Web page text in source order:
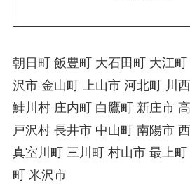
朝日町 飯豊町 大石田町 大江
沢市 金山町 上山市 河北町 川
鮭川村 庄内町 白鷹町 新庄市
戸沢村 長井市 中山町 南陽市
真室川町 三川町 村山市 最上
町 米沢市